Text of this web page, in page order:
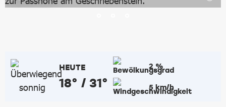
HEUTE
18° / 31°
2 %
5 km/h